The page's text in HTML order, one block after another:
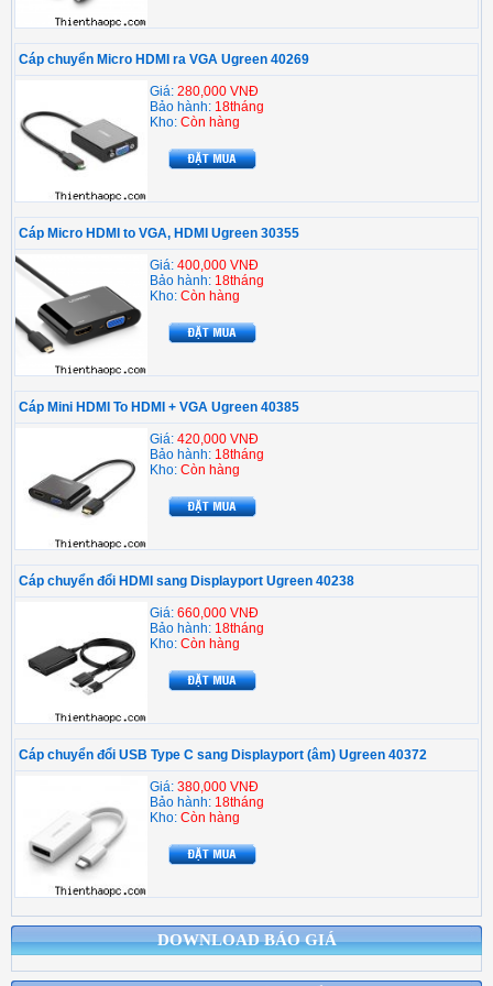
DOWNLOAD BÁO GIÁ
Cáp chuyển Micro HDMI ra VGA Ugreen 40269
Giá: 280,000 VNĐ
Bảo hành: 18tháng
Kho: Còn hàng
Cáp Micro HDMI to VGA, HDMI Ugreen 30355
Giá: 400,000 VNĐ
Bảo hành: 18tháng
Kho: Còn hàng
Cáp Mini HDMI To HDMI + VGA Ugreen 40385
Giá: 420,000 VNĐ
Bảo hành: 18tháng
Kho: Còn hàng
Cáp chuyển đổi HDMI sang Displayport Ugreen 40238
Giá: 660,000 VNĐ
Bảo hành: 18tháng
Kho: Còn hàng
Cáp chuyển đổi USB Type C sang Displayport (âm) Ugreen 40372
Giá: 380,000 VNĐ
Bảo hành: 18tháng
Kho: Còn hàng